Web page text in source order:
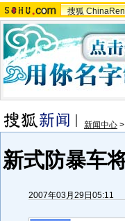
搜狐 ChinaRen
新闻中心 >
新式防暴车
2007年03月29日05:11